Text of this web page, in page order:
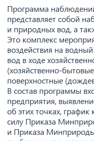
Программа
представляет собой
и природных вод, а
Это комплекс
воздействия на
вод в ходе
(хозяйственно-
поверхностные
В состав программы
предприятия,
об этих точках,
силу Приказа
и Приказа